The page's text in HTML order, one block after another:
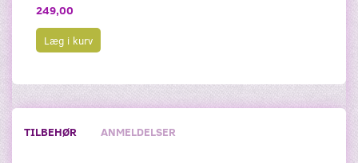
249,00
Læg i kurv
TILBEHØR ANMELDELSER